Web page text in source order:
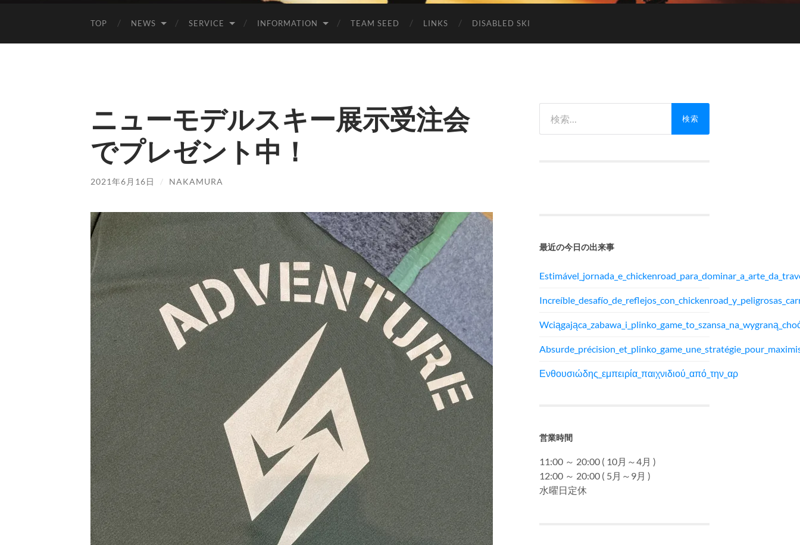
TOP NEWS SERVICE INFORMATION TEAM SEED LINKS DISABLED SKI
ニューモデルスキー展示受注会
でプレゼント中！
2021年6月16日 / NAKAMURA
最近の今日の出来事
Ενθουσιώδης_εμπειρία_παιχνιδιού_από_την_αρ
営業時間
11:00 ～ 20:00 ( 10月～4月 )
12:00 ～ 20:00 ( 5月～9月 )
水曜日定休